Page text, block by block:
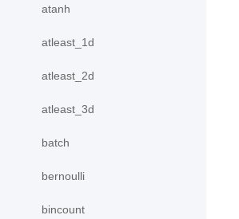
atanh
atleast_1d
atleast_2d
atleast_3d
batch
bernoulli
bincount